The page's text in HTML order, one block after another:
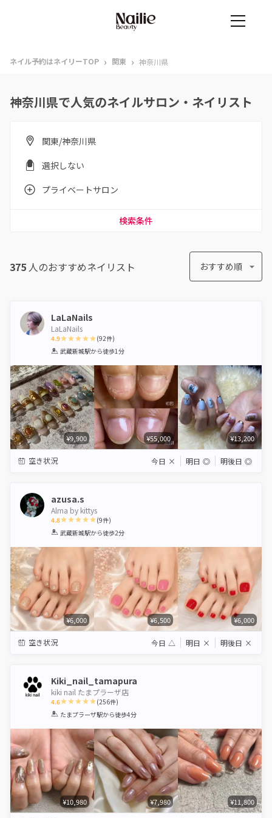
ネイル予約はネイリーTOP › 関東 › 神奈川県
神奈川県で人気のネイルサロン・ネイリスト
関東/神奈川県
選択しない
プライベートサロン
検索条件
375 人のおすすめネイリスト おすすめ順
LaLaNails
LaLaNails
4.9
1 2 3 4 5
(92件)
武蔵新城駅から徒歩1分
¥9,900 ¥55,000 ¥13,200
空き状況 今日 × 明日 ◎ 明後日 ◎
azusa.s
Alma by kittys
4.8
1 2 3 4 5
(9件)
武蔵新城駅から徒歩2分
¥6,000 ¥6,500 ¥6,000
空き状況 今日 △ 明日 × 明後日 ×
Kiki_nail_tamapura
kiki nail たまプラーザ店
4.6
1 2 3 4 5
(256件)
たまプラーザ駅から徒歩4分
¥10,980 ¥7,980 ¥11,800